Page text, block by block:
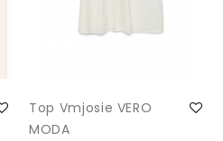
Top Vmjosie VERO
MODA